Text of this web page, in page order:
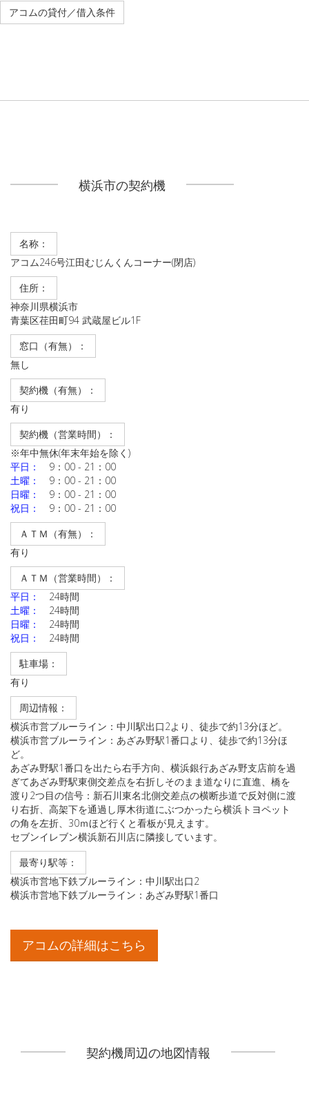
アコムの貸付／借入条件
横浜市の契約機
名称：
アコム246号江田むじんくんコーナー(閉店)
住所：
神奈川県横浜市
青葉区荏田町94 武蔵屋ビル1F
窓口（有無）：
無し
契約機（有無）：
有り
契約機（営業時間）：
※年中無休(年末年始を除く)
平日：
9：00 - 21：00
土曜：
9：00 - 21：00
日曜：
9：00 - 21：00
祝日：
9：00 - 21：00
ＡＴＭ（有無）：
有り
ＡＴＭ（営業時間）：
平日：
24時間
土曜：
24時間
日曜：
24時間
祝日：
24時間
駐車場：
有り
周辺情報：
横浜市営ブルーライン：中川駅出口2より、徒歩で約13分ほど。
横浜市営ブルーライン：あざみ野駅1番口より、徒歩で約13分ほ
ど。
あざみ野駅1番口を出たら右手方向、横浜銀行あざみ野支店前を過
ぎてあざみ野駅東側交差点を右折しそのまま道なりに直進、橋を
渡り2つ目の信号：新石川東名北側交差点の横断歩道で反対側に渡
り右折、高架下を通過し厚木街道にぶつかったら横浜トヨペット
の角を左折、30ｍほど行くと看板が見えます。
セブンイレブン横浜新石川店に隣接しています。
最寄り駅等：
横浜市営地下鉄ブルーライン：中川駅出口2
横浜市営地下鉄ブルーライン：あざみ野駅1番口
アコムの詳細はこちら
契約機周辺の地図情報